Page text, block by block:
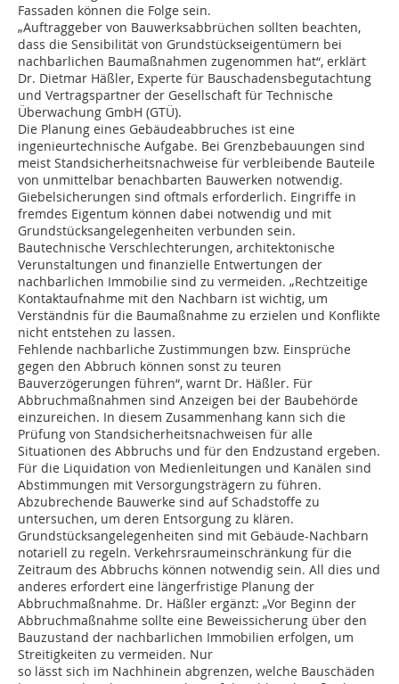
Fassaden können die Folge sein.
„Auftraggeber von Bauwerksabbrüchen sollten beachten,
dass die Sensibilität von Grundstückseigentümern bei
nachbarlichen Baumaßnahmen zugenommen hat“, erklärt
Dr. Dietmar Häßler, Experte für Bauschadensbegutachtung
und Vertragspartner der Gesellschaft für Technische
Überwachung GmbH (GTÜ).
Die Planung eines Gebäudeabbruches ist eine
ingenieurtechnische Aufgabe. Bei Grenzbebauungen sind
meist Standsicherheitsnachweise für verbleibende Bauteile
von unmittelbar benachbarten Bauwerken notwendig.
Giebelsicherungen sind oftmals erforderlich. Eingriffe in
fremdes Eigentum können dabei notwendig und mit
Grundstücksangelegenheiten verbunden sein.
Bautechnische Verschlechterungen, architektonische
Verunstaltungen und finanzielle Entwertungen der
nachbarlichen Immobilie sind zu vermeiden. „Rechtzeitige
Kontaktaufnahme mit den Nachbarn ist wichtig, um
Verständnis für die Baumaßnahme zu erzielen und Konflikte
nicht entstehen zu lassen.
Fehlende nachbarliche Zustimmungen bzw. Einsprüche
gegen den Abbruch können sonst zu teuren
Bauverzögerungen führen“, warnt Dr. Häßler. Für
Abbruchmaßnahmen sind Anzeigen bei der Baubehörde
einzureichen. In diesem Zusammenhang kann sich die
Prüfung von Standsicherheitsnachweisen für alle
Situationen des Abbruchs und für den Endzustand ergeben.
Für die Liquidation von Medienleitungen und Kanälen sind
Abstimmungen mit Versorgungsträgern zu führen.
Abzubrechende Bauwerke sind auf Schadstoffe zu
untersuchen, um deren Entsorgung zu klären.
Grundstücksangelegenheiten sind mit Gebäude-Nachbarn
notariell zu regeln. Verkehrsraumeinschränkung für die
Zeitraum des Abbruchs können notwendig sein. All dies und
anderes erfordert eine längerfristige Planung der
Abbruchmaßnahme. Dr. Häßler ergänzt: „Vor Beginn der
Abbruchmaßnahme sollte eine Beweissicherung über den
Bauzustand der nachbarlichen Immobilien erfolgen, um
Streitigkeiten zu vermeiden. Nur
so lässt sich im Nachhinein abgrenzen, welche Bauschäden